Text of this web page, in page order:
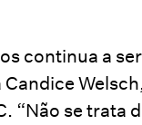
continua a
“Não se trata